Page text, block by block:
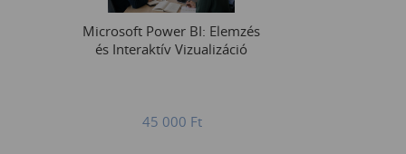
Microsoft Power BI: Elemzés
és Interaktív Vizualizáció
45 000 Ft